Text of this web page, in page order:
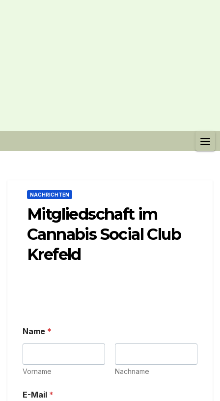
NACHRICHTEN
Mitgliedschaft im
Cannabis Social Club
Krefeld
Name *
Vorname Nachname
E-Mail *